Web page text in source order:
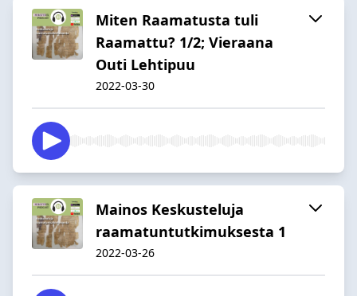
Miten Raamatusta tuli
Raamattu? 1/2; Vieraana
Outi Lehtipuu
2022-03-30
Mainos Keskusteluja
raamatuntutkimuksesta 1
2022-03-26